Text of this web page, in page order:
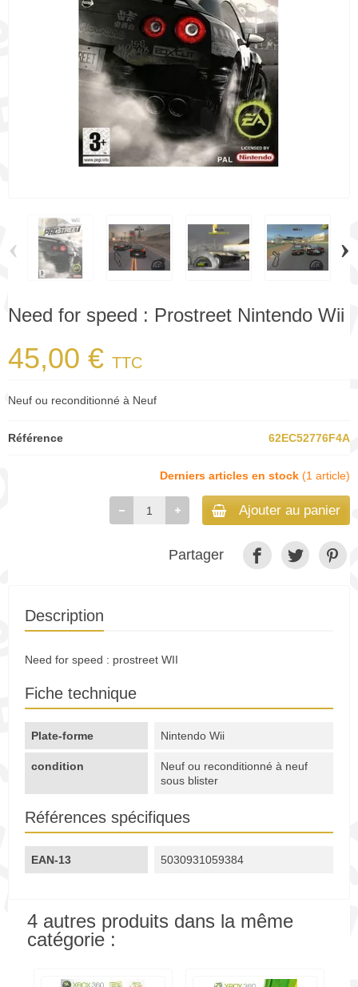
‹ ›
Need for speed : Prostreet Nintendo Wii
45,00 € TTC
Neuf ou reconditionné à Neuf
Référence 62EC52776F4A
Derniers articles en stock (1 article)
Ajouter au panier
Partager
Description
Need for speed : prostreet WII
Fiche technique
Plate-forme Nintendo Wii
condition
Neuf ou reconditionné à neuf
sous blister
Références spécifiques
EAN-13 5030931059384
4 autres produits dans la même
catégorie :